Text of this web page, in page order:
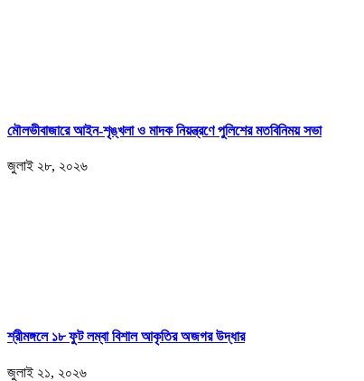
মৌলভীবাজারে আইন-শৃঙ্খলা ও মাদক নিয়ন্ত্রণে পুলিশের মতবিনিময় সভা
জুলাই ২৮, ২০২৬
শ্রীমঙ্গলে ১৮ ফুট লম্বা বিশাল আকৃতির অজগর উদ্ধার
জুলাই ২১, ২০২৬